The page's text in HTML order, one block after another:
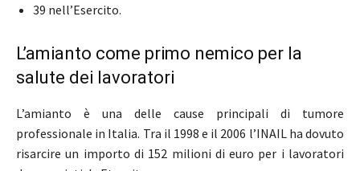
39 nell’Esercito.
L’amianto come primo nemico per la
salute dei lavoratori
L’amianto è una delle cause principali di tumore
professionale in Italia. Tra il 1998 e il 2006 l’INAIL ha dovuto
risarcire un importo di 152 milioni di euro per i lavoratori